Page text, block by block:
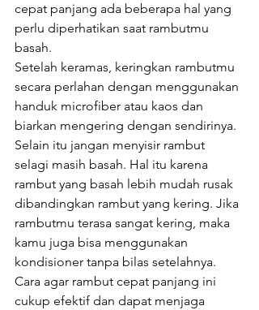
cepat panjang ada beberapa hal yang
perlu diperhatikan saat rambutmu
basah.
Setelah keramas, keringkan rambutmu
secara perlahan dengan menggunakan
handuk microfiber atau kaos dan
biarkan mengering dengan sendirinya.
Selain itu jangan menyisir rambut
selagi masih basah. Hal itu karena
rambut yang basah lebih mudah rusak
dibandingkan rambut yang kering. Jika
rambutmu terasa sangat kering, maka
kamu juga bisa menggunakan
kondisioner tanpa bilas setelahnya.
Cara agar rambut cepat panjang ini
cukup efektif dan dapat menjaga